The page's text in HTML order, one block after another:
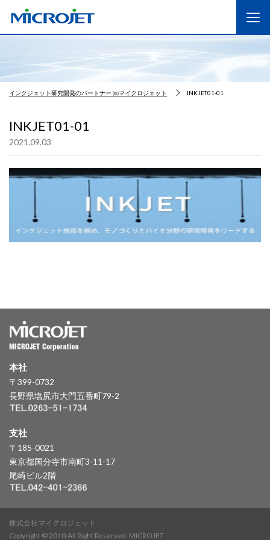
インクジェット研究開発のパートナー ㈱マイクロジェット INKJET01-01
INKJET01-01
2021.09.03
本社
〒399-0732
長野県塩尻市大門五番町79-2
支社
〒185-0021
東京都国分寺市南町3-11-17
尾崎ビル2階
株式会社マイクロジェット
Copyright © 2010.All Right Reserved. MICROJET